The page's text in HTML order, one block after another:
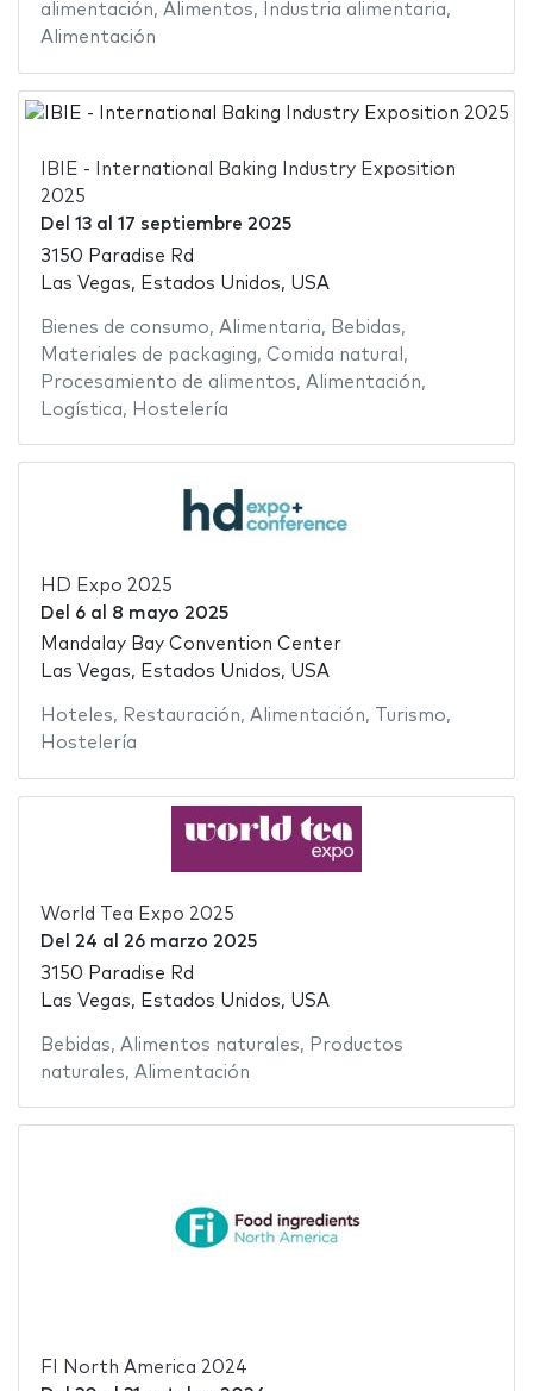
alimentación, Alimentos, Industria alimentaria,
Alimentación
IBIE - International Baking Industry Exposition
2025
Del 13al 17 septiembre 2025
3150 Paradise Rd
Las Vegas, Estados Unidos, USA
Bienes de consumo, Alimentaria, Bebidas,
Materiales de packaging, Comida natural ,
Procesamiento de alimentos, Alimentación,
Logística, Hostelería
HD Expo 2025
Del 6al 8 mayo 2025
Mandalay Bay Convention Center
Las Vegas, Estados Unidos, USA
Hoteles, Restauración, Alimentación, Turismo,
Hostelería
World Tea Expo 2025
Del 24 al 26 marzo 2025
3150 Paradise Rd
Las Vegas, Estados Unidos, USA
Bebidas, Alimentos naturales, Productos
naturales, Alimentación
FI North America 2024